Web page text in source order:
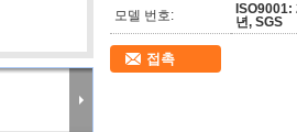
모델 번호:
년, SGS
접촉